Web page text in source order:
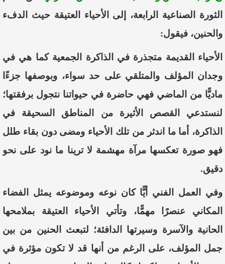
الثورة الصناعية الرابعة، إلى الأحياء العتيقة حيث
الدفء
والحنين، فيقول:
الأحياء القديمة متجذرة في الذاكرة الجمعية كما هي في
وجدان
المؤلف والمتلقي على حد سواء، وبوصفها جزءًا
ماديًّا من الماضي فهي حاضرة في حيواتنا نتجول برفقتها؛
لنستدعي
القصص الأثيرةمن المناطق السحيقة
في
الذاكرة،
أما ما اندثر منتلك الأحياء ومضى دون بقاء طلل
فهو صورةتعكسها مرآة مهشمة لا ترينا ما نود على نحو
دقيق.
وفي العمل الفني أيًّا كان نوعه وموضوعه يمثل
الفضاء
المكاني
عنصرًا مهمًّا، وتأتي الأحياء العتيقة بملامحها
الحانية والآسرة وسيرتها الدافئة؛ لتبعث الحنين من بين
جمل
المؤلف، على الرغم من أنها قد لاتكون مؤثرة في